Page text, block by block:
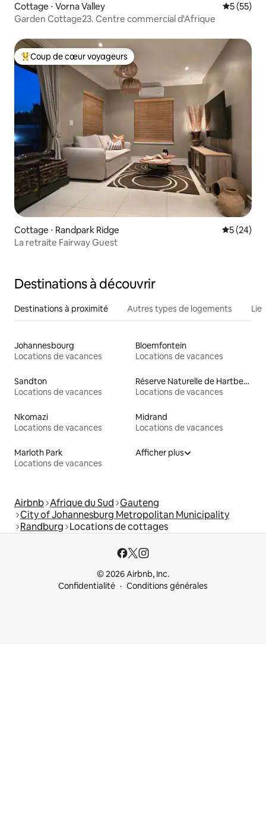
Cottage ⋅ Vorna Valley
5 (55)
Garden Cottage23. Centre commercial d'Afrique
Coups de cœur voyageurs les plus appréciés
Coup de cœur voyageurs
Cottage ⋅ Randpark Ridge
5 (24)
La retraite Fairway Guest
Destinations à découvrir
Destinations à proximité Autres types de logements
Johannesbourg
Locations de vacances
Bloemfontein
Locations de vacances
Sandton
Locations de vacances
Réserve Naturelle de Hartbeespoort
Locations de vacances
Nkomazi
Locations de vacances
Midrand
Locations de vacances
Marloth Park
Locations de vacances
Afficher plus
Airbnb Afrique du Sud Gauteng
City of Johannesburg Metropolitan Municipality
Randburg Locations de cottages
© 2026 Airbnb, Inc.
Confidentialité
Conditions générales